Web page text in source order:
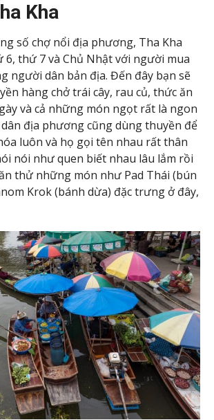
Kha
số chợ nổi địa phương, Tha Kha
6, thứ 7 và Chủ Nhật với người mua
người dân bản địa. Đến đây bạn sẽ
hàng chở trái cây, rau củ, thức ăn
và cả những món ngọt rất là ngon
địa phương cũng dùng thuyền để
luôn và họ gọi tên nhau rất thân
nói như quen biết nhau lâu lắm rồi
thử những món như Pad Thái (bún
Krok (bánh dừa) đặc trưng ở đây,